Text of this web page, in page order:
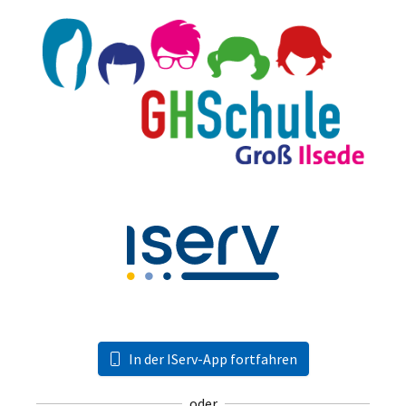
In der IServ-App fortfahren